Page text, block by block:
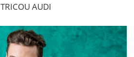
TRICOU AUDI